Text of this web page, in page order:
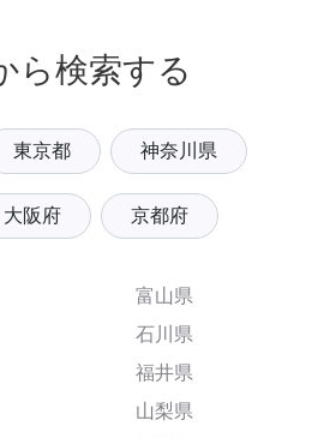
ら検索する
東京都 神奈川県
大阪府 京都府
富山県
石川県
福井県
山梨県